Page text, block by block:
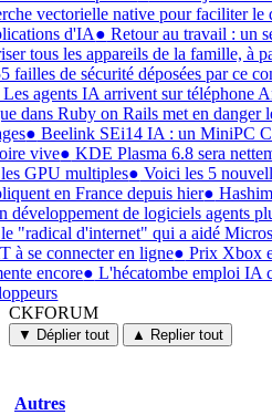
vectorielle native pour faciliter le
d'IA●Retour au travail : un
tous les appareils de la famille, à
failles de sécurité déposées par ce
agents IA arrivent sur téléphone
dans Ruby on Rails met en danger
●Beelink SEi14 IA : un MiniPC
vive●KDE Plasma 6.8 sera
GPU multiples●Voici les 5
en France depuis hier●
développement de logiciels agents
"radical d'internet" qui a aidé
à se connecter en ligne●Prix Xbox
encore●L'hécatombe emploi IA
CKFORUM
CKFORUM
Forums
discussions
▼ Déplier tout ▲ Replier tout
Autres